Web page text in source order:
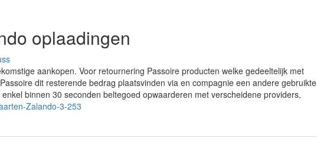
oplaadingen
aankopen. Voor retournering Passoire producten welke gedeeltelijk met
dit resterende bedrag plaatsvinden via en compagnie een andere gebruikte
binnen 30 seconden beltegoed opwaarderen met verscheidene providers,
Zalando-3-253